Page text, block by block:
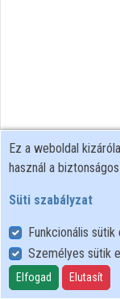
Felhasználói szabályzat
Adatkezelési tájékoztató
Süti szabályzat
Ez a weboldal
használ a
Süti szabályzat
Funkcionális sütik
Személyes sütik
Elfogad Elutasít